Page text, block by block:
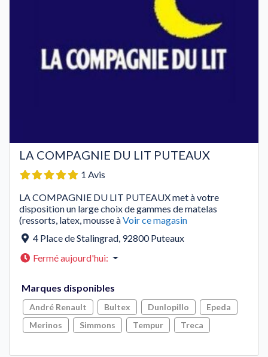
LA COMPAGNIE DU LIT PUTEAUX
1 Avis
LA COMPAGNIE DU LIT PUTEAUX met à votre
disposition un large choix de gammes de matelas
(ressorts, latex, mousse àVoir ce magasin
4 Place de Stalingrad, 92800 Puteaux
Fermé aujourd'hui:
Marques disponibles
André Renault Bultex Dunlopillo
Epeda
Merinos
Simmons Tempur Treca